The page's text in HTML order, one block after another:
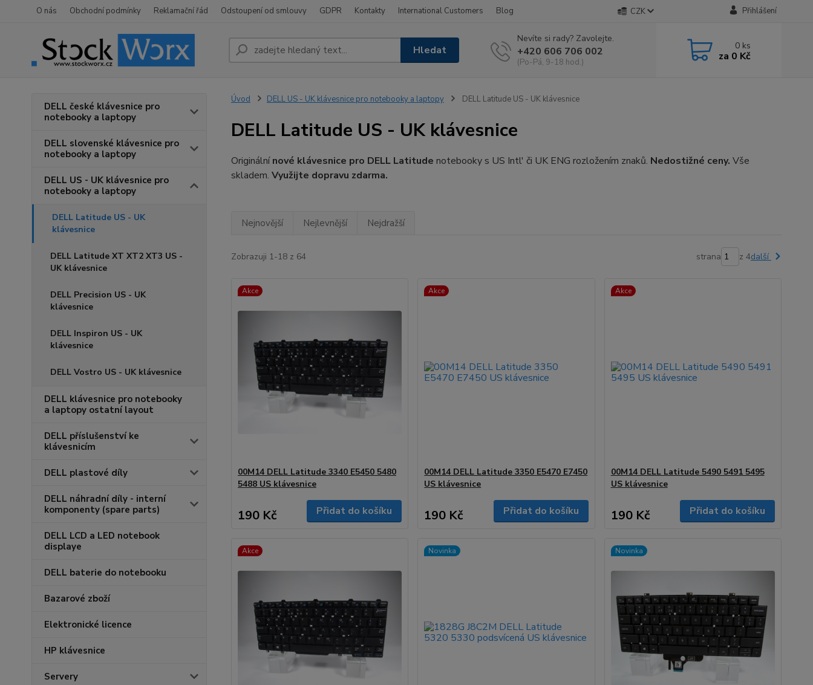
O nás Obchodní podmínky Reklamační řád Odstoupení od smlouvy GDPR Kontakty International Customers Blog CZK Přihlášení
Hledat
Nevíte si rady? Zavolejte.
+420 606 706 002
(Po-Pá, 9-18 hod.)
0 ks
za 0 Kč
DELL české klávesnice pro
notebooky a laptopy
DELL slovenské klávesnice pro
notebooky a laptopy
DELL US - UK klávesnice pro
notebooky a laptopy
DELL Latitude US - UK
klávesnice
DELL Latitude XT XT2 XT3 US -
UK klávesnice
DELL Precision US - UK
klávesnice
DELL Inspiron US - UK
klávesnice
DELL Vostro US - UK klávesnice
DELL klávesnice pro notebooky
a laptopy ostatní layout
DELL příslušenství ke
klávesnicím
DELL plastové díly
DELL náhradní díly - interní
komponenty (spare parts)
DELL LCD a LED notebook
displaye
DELL baterie do notebooku
Bazarové zboží
Elektronické licence
HP klávesnice
Servery
Úvod DELL US - UK klávesnice pro notebooky a laptopy DELL Latitude US - UK klávesnice
DELL Latitude US - UK klávesnice
Originálnínové klávesnice pro DELL Latitude notebooky s US Intl' či UK ENG rozložením znaků. Nedostižné ceny. Vše
skladem. Využijte dopravu zdarma.
Nejnovější Nejlevnější Nejdražší
Zobrazuji 1-18 z 64 strana z 4další
Akce
00M14 DELL Latitude 3340 E5450 5480
5488 US klávesnice
190 Kč Přidat do košíku
Akce
00M14 DELL Latitude 3350 E5470 E7450
US klávesnice
190 Kč Přidat do košíku
Akce
00M14 DELL Latitude 5490 5491 5495
US klávesnice
190 Kč Přidat do košíku
Akce Novinka Novinka